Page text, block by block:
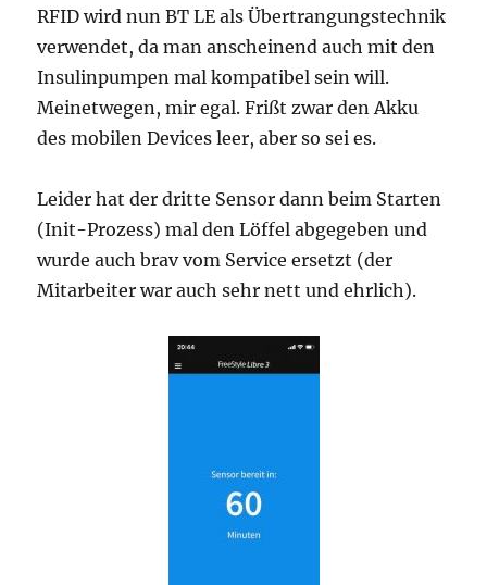
RFID wird nun BT LE als Übertrangungstechnik
verwendet, da man anscheinend auch mit den
Insulinpumpen mal kompatibel sein will.
Meinetwegen, mir egal. Frißt zwar den Akku
des mobilen Devices leer, aber so sei es.
Leider hat der dritte Sensor dann beim Starten
(Init-Prozess) mal den Löffel abgegeben und
wurde auch brav vom Service ersetzt (der
Mitarbeiter war auch sehr nett und ehrlich).